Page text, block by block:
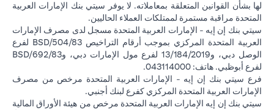
لها بشأن القوانين المتعلقة بمعاملاته. لا يوفر سيتي بنك الإمارات العربية
المتحدة مراقبة مستمرة لممتلكات العملاء الحاليين.
سيتي بنك إن إيه - الإمارات العربية المتحدة مسجل لدى مصرف الإمارات
العربية المتحدة المركزي بموجب أرقام التراخيص BSD/504/83 لفرع
الوصل دبي، و13/184/2019 لفرع مول الإمارات دبي، وBSD/692/83
لفرع أبوظبي. هاتف: 043114000.
فرع سيتي بنك إن إيه - الإمارات العربية المتحدة مرخص من مصرف
الإمارات العربية المتحدة المركزي كفرع لبنك أجنبي.
سيتي بنك إن إيه الإمارات العربية المتحدة مرخص من هيئة الأوراق المالية